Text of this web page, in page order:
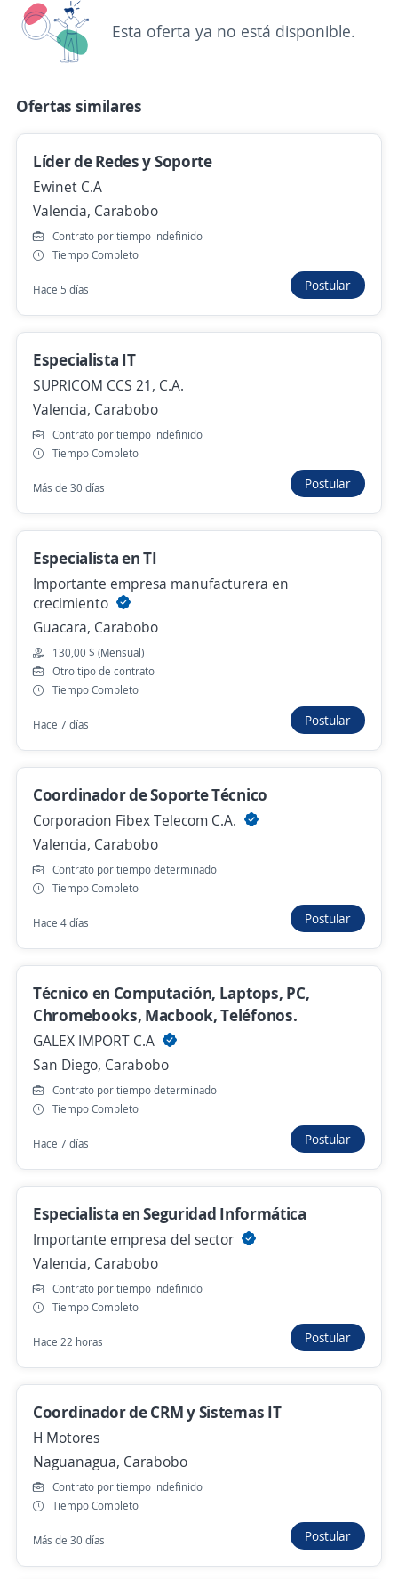
Coordinador de Atención al Cliente
Ewinet C.A
Valencia, Carabobo
Se precisa Urgente Empleo destacado
Analista de Red Óptica
Importante empresa de Telecomunicaciones
Valencia, Carabobo
300,00 $ (Mensual)
Hace 5 días
Ingeniero de Garantías y Confiabilidad de
Producto
Rushmore Engine Components
Valencia, Carabobo
700,00 $ (Mensual)
Más de 30 días
Especialista IT
SUPRICOM CCS 21, C.A.
Valencia, Carabobo
Más de 30 días
No hay más ofertas de 'ingeniero de soporte' en
Mira estas oportunidades de trabajo remoto de
'ingeniero de soporte' en todo el país
Ingeniero eléctrico
BIG NERDS MARKETING, C.A
Fernando de Peñalver, Anzoátegui
Remoto
24 de julio
Ingeniero civil
BIG NERDS MARKETING, C.A
Juan Antonio Sotillo, Anzoátegui
Remoto
24 de julio
Ya viste todas las ofertas de "ingeniero de
soporte"
Estas opciones también podrían interesarte
Empleo destacado
Coordinador de Servicio Técnico
(Maquinaria Pesada)
Importante empresa del sector
San Diego, Carabobo
Se precisa Urgente Empleo destacado
Ing. Mecánico y/o Materiales Industriales
CALEXPA CA
Valencia, Carabobo
Esta oferta ya no está disponible.
Ofertas similares
Líder de Redes y Soporte
Ewinet C.A
Valencia, Carabobo
Contrato por tiempo indefinido
Tiempo Completo
Hace 5 días Postular
Especialista IT
SUPRICOM CCS 21, C.A.
Valencia, Carabobo
Contrato por tiempo indefinido
Tiempo Completo
Más de 30 días Postular
Especialista en TI
Importante empresa manufacturera en
crecimiento
Guacara, Carabobo
130,00 $ (Mensual)
Otro tipo de contrato
Tiempo Completo
Hace 7 días Postular
Coordinador de Soporte Técnico
Corporacion Fibex Telecom C.A.
Valencia, Carabobo
Contrato por tiempo determinado
Tiempo Completo
Hace 4 días Postular
Técnico en Computación, Laptops, PC,
Chromebooks, Macbook, Teléfonos.
GALEX IMPORT C.A
San Diego, Carabobo
Contrato por tiempo determinado
Tiempo Completo
Hace 7 días Postular
Especialista en Seguridad Informática
Importante empresa del sector
Valencia, Carabobo
Contrato por tiempo indefinido
Tiempo Completo
Hace 22 horas Postular
Coordinador de CRM y Sistemas IT
H Motores
Naguanagua, Carabobo
Contrato por tiempo indefinido
Tiempo Completo
Más de 30 días Postular